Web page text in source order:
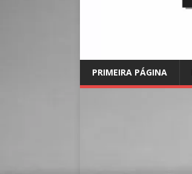
PRIMEIRA PÁGINA